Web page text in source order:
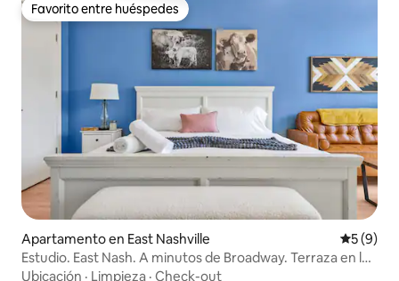
Favorito entre huéspedes
Favorito entre huéspedes
Apartamento en East Nashville
5 (9)
Estudio. East Nash. A minutos de Broadway. Terraza en la
azotea
Ubicación · Limpieza · Check-out